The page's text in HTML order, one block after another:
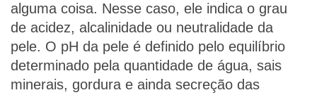
alguma coisa. Nesse caso, ele indica o grau
de acidez, alcalinidade ou neutralidade da
pele. O pH da pele é definido pelo equilíbrio
determinado pela quantidade de água, sais
minerais, gordura e ainda secreção das